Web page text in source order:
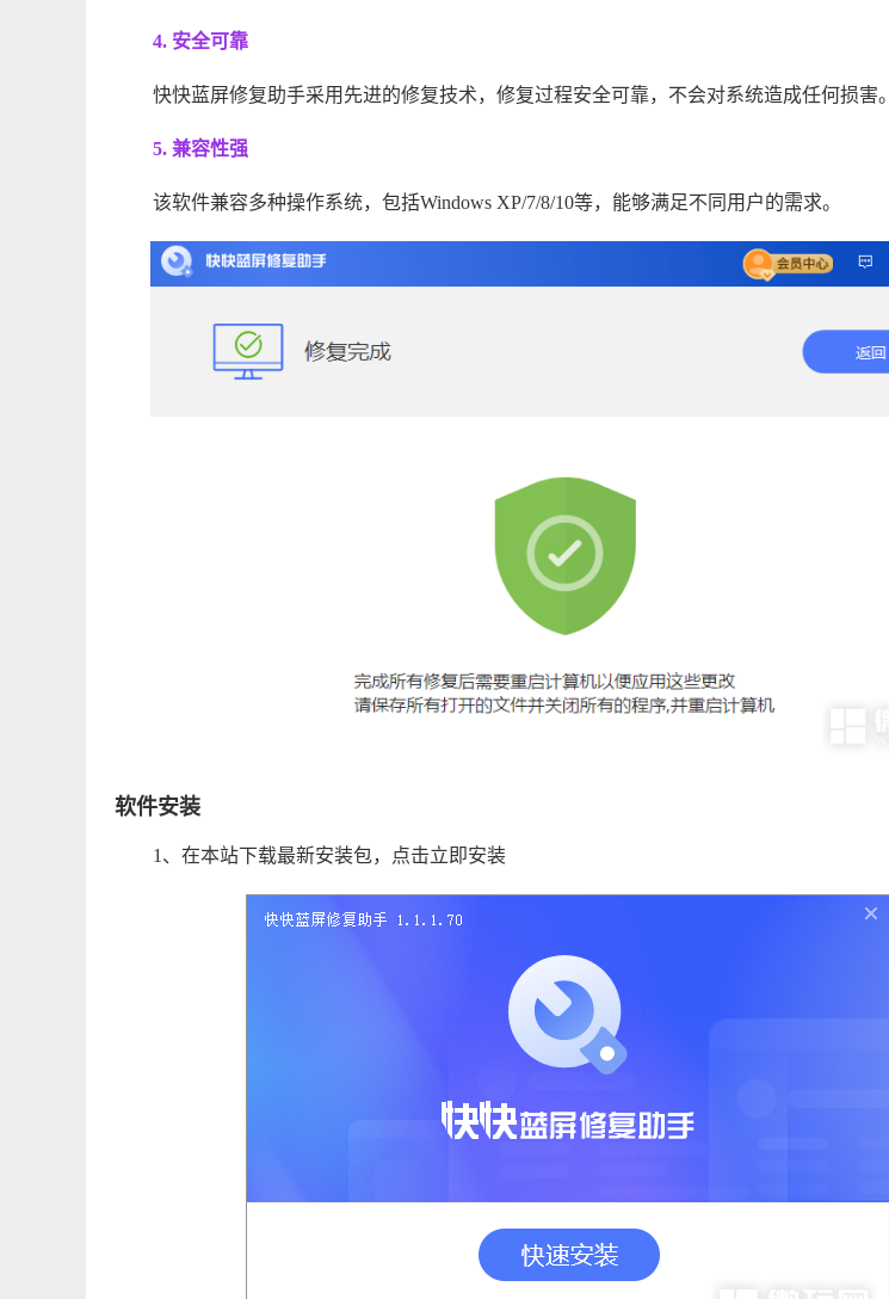
4. 安全可靠
快快蓝屏修复助手采用先进的修复技术，修复过程安全可靠，不会对系统造成任何损害。
5. 兼容性强
该软件兼容多种操作系统，包括Windows XP/7/8/10等，能够满足不同用户的需求。
软件安装
1、在本站下载最新安装包，点击立即安装